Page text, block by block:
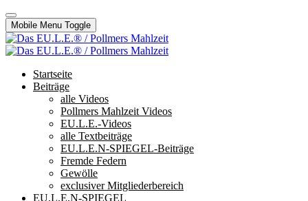
Mobile Menu Toggle
Startseite
Beiträge
alle Videos
Pollmers Mahlzeit Videos
EU.L.E.-Videos
alle Textbeiträge
EU.L.E.N-SPIEGEL-Beiträge
Fremde Federn
Gewölle
exclusiver Mitgliederbereich
EU.L.E.N-SPIEGEL